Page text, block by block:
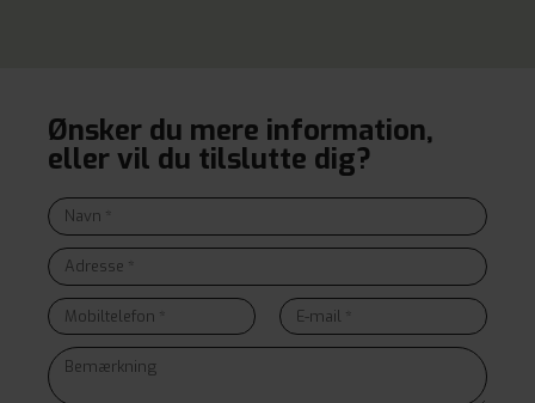
Ønsker du mere information,
eller vil du tilslutte dig?